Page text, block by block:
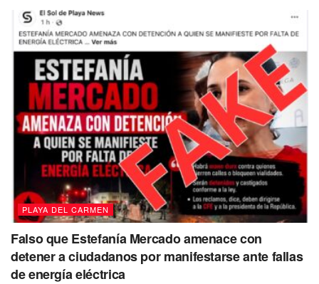
PLAYA DEL CARMEN
Falso que Estefanía Mercado amenace con
detener a ciudadanos por manifestarse ante fallas
de energía eléctrica